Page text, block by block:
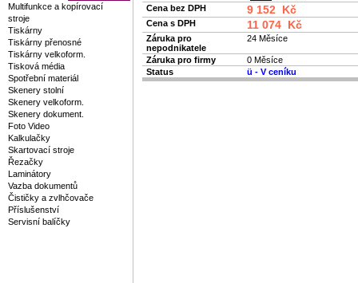
Multifunkce a kopírovací
stroje
Tiskárny
Tiskárny přenosné
Tiskárny velkoform.
Tisková média
Spotřební materiál
Skenery stolní
Skenery velkoform.
Skenery dokument.
Foto Video
Kalkulačky
Skartovací stroje
Řezačky
Laminátory
Vazba dokumentů
Čističky a zvlhčovače
Příslušenství
Servisní balíčky
Cena bez DPH
9 152 Kč
Cena s DPH 11 074 Kč
Záruka pro
nepodnikatele
24 Měsíce
Záruka pro firmy
0 Měsíce
Status
ü - V ceníku